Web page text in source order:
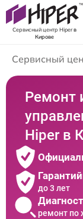
Сервисный центр Hiperв
Кирове
Сервисный
Ремонт
Hiper в
до 3 лет
ремонт по